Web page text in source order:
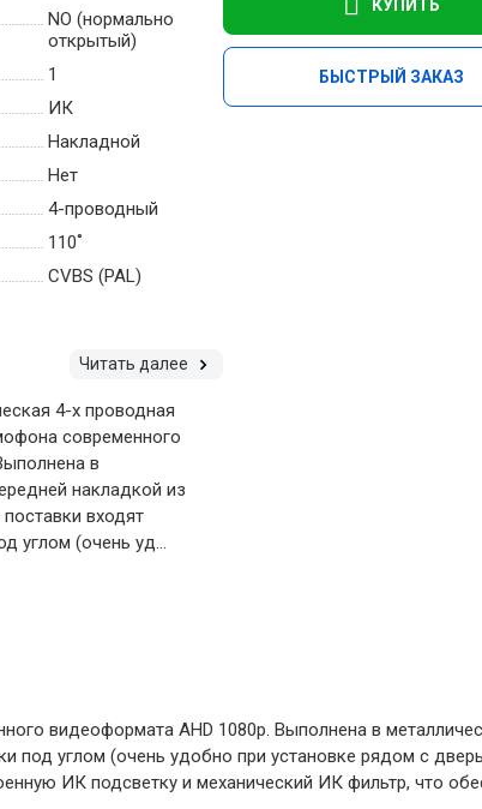
NO (нормально
открытый)
1
ИК
Накладной
Нет
4-проводный
110˚
CVBS (PAL)
Читать далее
4-х проводная
современного
в
накладкой из
входят
углом (очень уд...
КУПИТЬ
БЫСТРЫЙ ЗАКАЗ
видеоформата AHD 1080p. Выполнена в
под углом (очень удобно при установке рядом с
ИК подсветку и механический ИК фильтр, что